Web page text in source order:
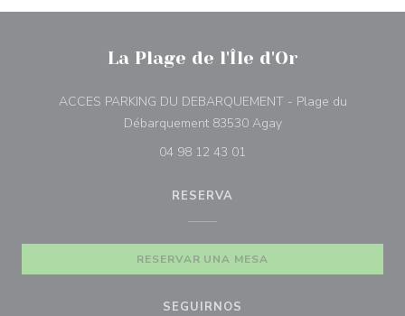
La Plage de l'Île d'Or
ACCES PARKING DU DEBARQUEMENT - Plage du
Débarquement 83530 Agay((abre en una nueva
04 98 12 43 01
RESERVA
RESERVAR UNA MESA
SEGUIRNOS